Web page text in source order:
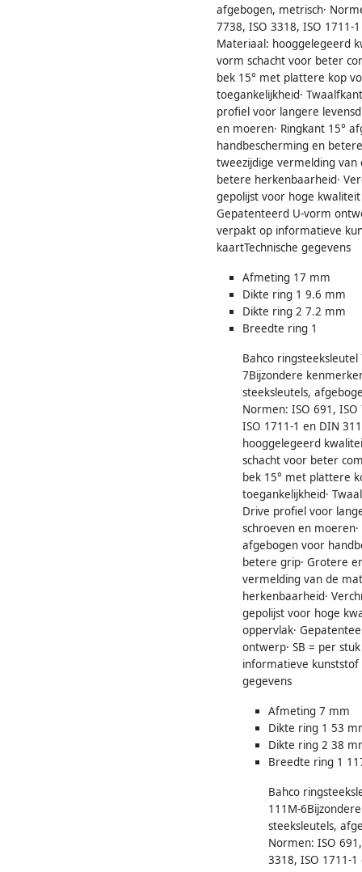
afgebogen, metrisch·
7738, ISO 3318, ISO 1711-
Materiaal: hooggelegeerd
vorm schacht voor beter
bek 15° met plattere kop
toegankelijkheid·
profiel voor langere
en moeren· Ringkant 15°
handbescherming en
tweezijdige vermelding
betere herkenbaarheid·
gepolijst voor hoge
Gepatenteerd U-vorm
verpakt op informatieve
kaartTechnische gegevens
Afmeting 17 mm
Dikte ring 1 9.6 mm
Dikte ring 2 7.2 mm
Breedte ring 1
Bahco
7Bijzondere
steeksleutels,
Normen: ISO 691,
ISO 1711-1 en DIN
hooggelegeerd
schacht voor beter
bek 15° met plattere
toegankelijkheid·
Drive profiel voor
schroeven en moeren·
afgebogen voor
betere grip· Grotere
vermelding van de
herkenbaarheid·
gepolijst voor hoge
oppervlak·
ontwerp· SB = per
informatieve kunststof
gegevens
Afmeting 7 mm
Dikte ring 1 53
Dikte ring 2 38
Breedte ring 1
Bahco
111M-
steeksleutels,
Normen: ISO
3318, ISO 1711-1